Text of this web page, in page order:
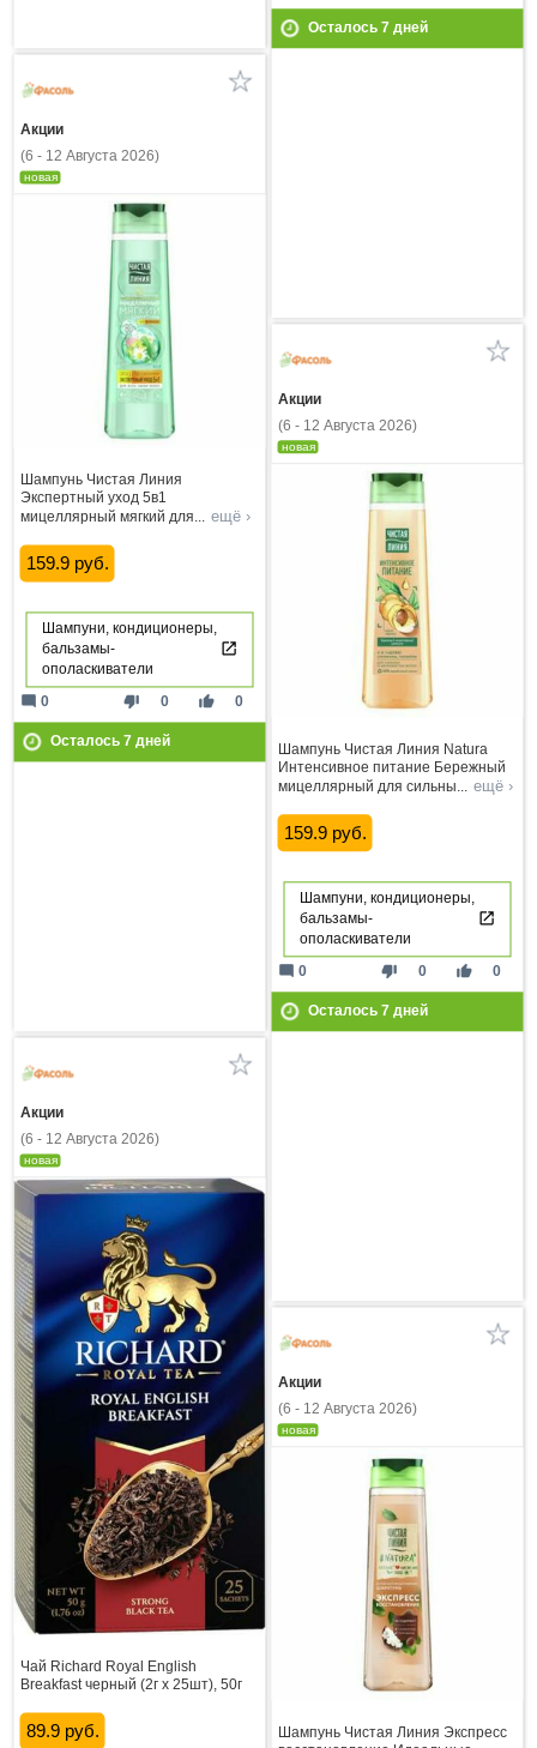
Осталось 7дней
Акции
(6 - 12 Августа 2026)
новая
Шампунь Чистая Линия
Экспертный уход 5в1
мицеллярный мягкий для... ещё ›
159.9 руб.
Шампуни, кондиционеры,
бальзамы-
ополаскиватели
thumb_down 0 thumb_up 0
mode_comment 0
Осталось 7дней
Акции
(6 - 12 Августа 2026)
новая
Шампунь Чистая Линия Natura
Интенсивное питание Бережный
мицеллярный для сильны... ещё ›
159.9 руб.
Шампуни, кондиционеры,
бальзамы-
ополаскиватели
thumb_down 0 thumb_up 0
mode_comment 0
Осталось 7дней
Акции
(6 - 12 Августа 2026)
новая
Чай Richard Royal English
Breakfast черный (2г х 25шт), 50г
89.9 руб.
Акции
(6 - 12 Августа 2026)
новая
Шампунь Чистая Линия Экспресс